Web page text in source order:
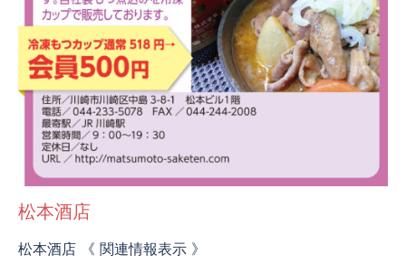
松本酒店
松本酒店 《 関連情報表示 》